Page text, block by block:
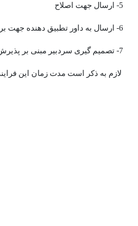
5- ارسال جهت اصلاح
6- ارسال به داور تطبیق دهنده جهت بررسی اصلاحات انجام شده
7- تصمیم گیری سردبیر مبنی بر پذیرش یا عدم پذیرش مقاله جهت چاپ بر اساس نظر داور تطبیق دهنده
لازم به ذکر است مدت زمان این فرایند بسته به